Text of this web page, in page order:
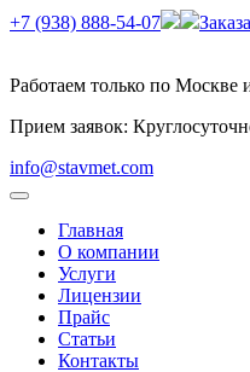
+7 (938) 888-54-07
Работаем только по Москве
Прием заявок:
info@stavmet.com
Главная
О компании
Услуги
Лицензии
Прайс
Статьи
Контакты